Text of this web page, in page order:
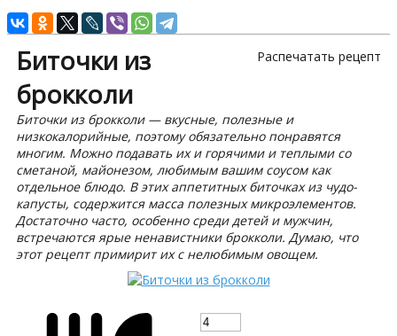
Распечатать рецепт
Биточки из
брокколи
Биточки из брокколи — вкусные, полезные и
низкокалорийные, поэтому обязательно понравятся
многим. Можно подавать их и горячими и теплыми со
сметаной, майонезом, любимым вашим соусом как
отдельное блюдо. В этих аппетитных биточках из чудо-
капусты, содержится масса полезных микроэлементов.
Достаточно часто, особенно среди детей и мужчин,
встречаются ярые ненавистники брокколи. Думаю, что
этот рецепт примирит их с нелюбимым овощем.